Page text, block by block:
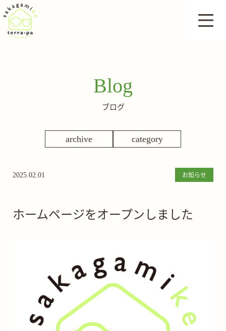
Blog
ブログ
archive category
2025.02.01 お知らせ
ホームページをオープンしました